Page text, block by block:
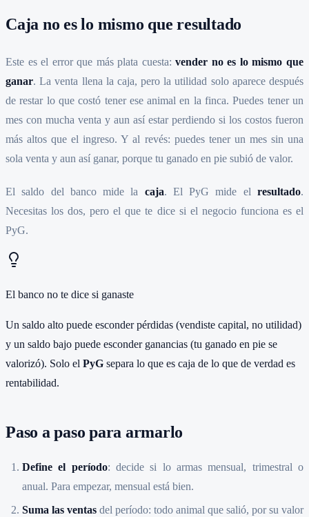
Caja no es lo mismo que resultado
Este es el error que más plata cuesta: vender no es lo mismo que
ganar. La venta llena la caja, pero la utilidad solo aparece después
de restar lo que costó tener ese animal en la finca. Puedes tener un
mes con mucha venta y aun así estar perdiendo si los costos fueron
más altos que el ingreso. Y al revés: puedes tener un mes sin una
sola venta y aun así ganar, porque tu ganado en pie subió de valor.
El saldo del banco mide la caja. El PyG mide el resultado.
Necesitas los dos, pero el que te dice si el negocio funciona es el
PyG.
El banco no te dice si ganaste
Un saldo alto puede esconder pérdidas (vendiste capital, no utilidad)
y un saldo bajo puede esconder ganancias (tu ganado en pie se
valorizó). Solo el PyG separa lo que es caja de lo que de verdad es
rentabilidad.
Paso a paso para armarlo
Define el período: decide si lo armas mensual, trimestral o
anual. Para empezar, mensual está bien.
Suma las ventas del período: todo animal que salió, por su valor